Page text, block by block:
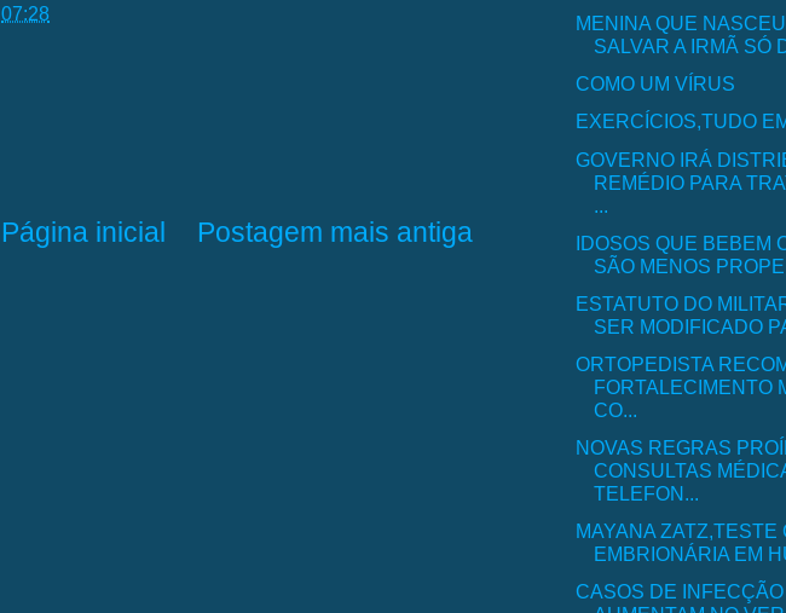
07:28
Postagem mais antiga
Página inicial
MENINA QUE
SALVAR A IRMÃ SÓ
COMO UM VÍRUS
EXERCÍCIOS,TUDO
GOVERNO IRÁ
REMÉDIO PARA
...
IDOSOS QUE BEBEM
SÃO MENOS
ESTATUTO DO
SER MODIFICADO
ORTOPEDISTA
FORTALECIMENTO
CO...
NOVAS REGRAS
CONSULTAS
TELEFON...
MAYANA ZATZ,TESTE
EMBRIONÁRIA EM
CASOS DE